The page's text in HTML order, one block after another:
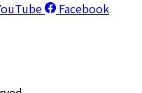
Facebook